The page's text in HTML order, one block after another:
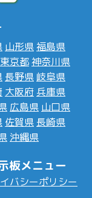
山形県福島県
東京都神奈川県
長野県 岐阜県
大阪府 兵庫県
広島県 山口県
佐賀県 長崎県
沖縄県
板メニュー
バシーポリシー